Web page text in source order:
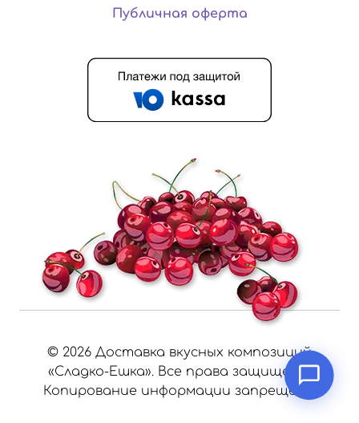
Публичная оферта
© 2026 Доставка вкусных композиций
«Сладко-Ешка». Все права защищены.
Копирование информации запрещено.